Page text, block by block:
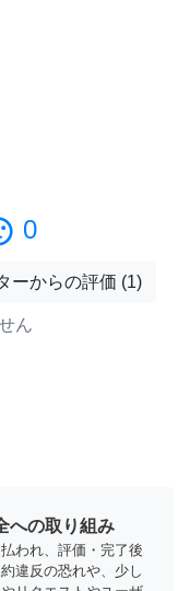
0
ーからの評価 (1)
ん
への取り組み
われ、評価・完了後
違反の恐れや、少し